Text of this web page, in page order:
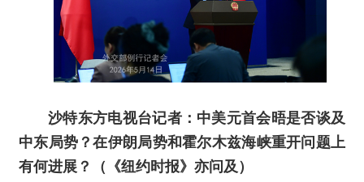
沙特东方电视台记者：中美元首会晤是否谈及
中东局势？在伊朗局势和霍尔木兹海峡重开问题上
有何进展？（《纽约时报》亦问及）